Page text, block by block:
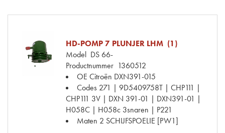
HD-POMP 7 PLUNJER LHM (1)
Model DS 66-
Productnummer 1360512
OE Citroën DXN391-015
Codes 271 | 9D5409758T | CHP111 |
CHP111 3V | DXN 391-01 | DXN391-01 |
H058C | H058c 3snaren | P221
Maten 2 SCHIJFSPOELIE [PW1]